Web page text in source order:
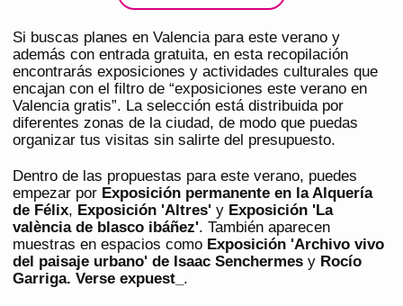
Si buscas planes en Valencia para este verano y
además con entrada gratuita, en esta recopilación
encontrarás exposiciones y actividades culturales que
encajan con el filtro de “exposiciones este verano en
Valencia gratis”. La selección está distribuida por
diferentes zonas de la ciudad, de modo que puedas
organizar tus visitas sin salirte del presupuesto.
Dentro de las propuestas para este verano, puedes
empezar por Exposición permanente en la Alquería
de Félix, Exposición 'Altres' y Exposición 'La
valència de blasco ibáñez'. También aparecen
muestras en espacios como Exposición 'Archivo vivo
del paisaje urbano' de Isaac Senchermes y Rocío
Garriga. Verse expuest_ .